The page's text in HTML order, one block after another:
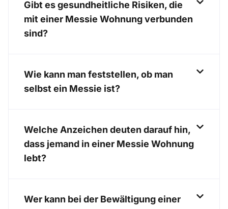
Gibt es gesundheitliche Risiken, die
mit einer Messie Wohnung verbunden
sind?
Wie kann man feststellen, ob man
selbst ein Messie ist?
Welche Anzeichen deuten darauf hin,
dass jemand in einer Messie Wohnung
lebt?
Wer kann bei der Bewältigung einer